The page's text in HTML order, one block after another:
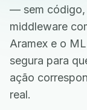
— sem código,
middleware
Aramex e o
segura para
ação
real.